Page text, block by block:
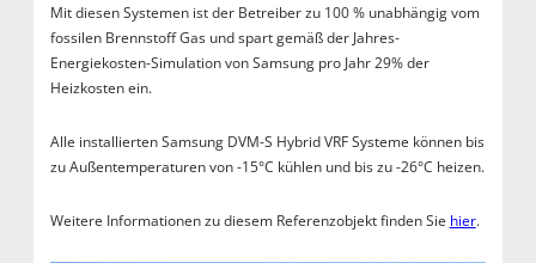
Mit diesen Systemen ist der Betreiber zu 100 % unabhängig vom
fossilen Brennstoff Gas und spart gemäß der Jahres-
Energiekosten-Simulation von Samsung pro Jahr 29% der
Heizkosten ein.
Alle installierten Samsung DVM-S Hybrid VRF Systeme können bis
zu Außentemperaturen von -15°C kühlen und bis zu -26°C heizen.
Weitere Informationen zu diesem Referenzobjekt finden Sie hier.